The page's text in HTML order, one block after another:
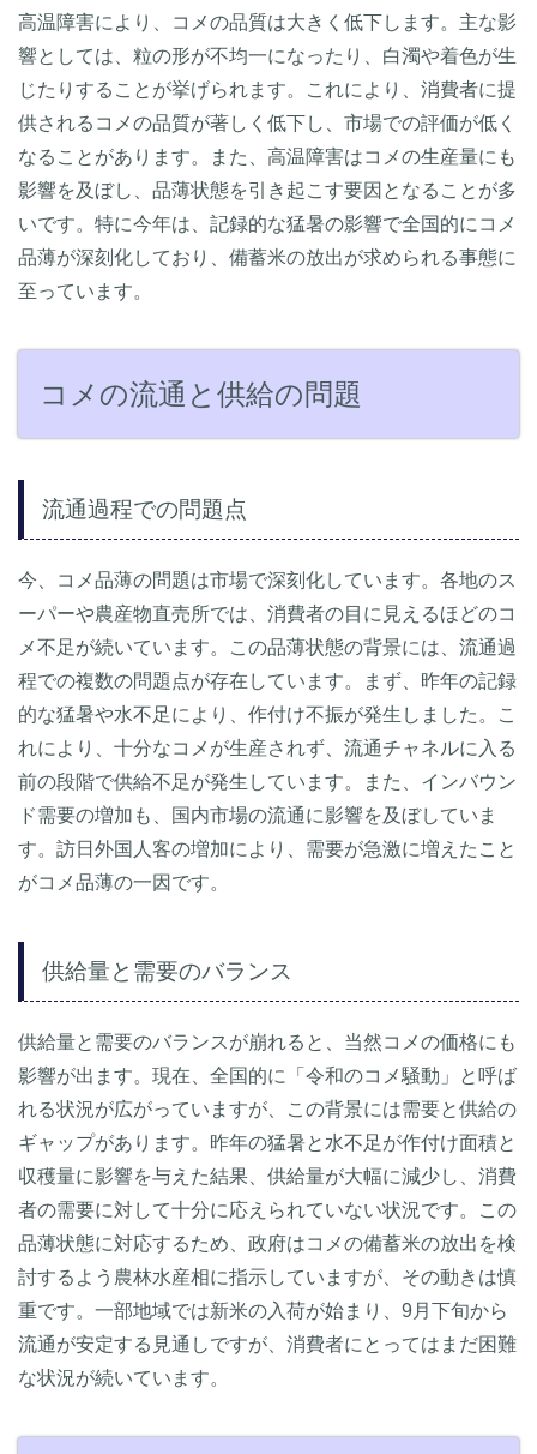
高温障害により、コメの品質は大きく低下します。主な影
響としては、粒の形が不均一になったり、白濁や着色が生
じたりすることが挙げられます。これにより、消費者に提
供されるコメの品質が著しく低下し、市場での評価が低く
なることがあります。また、高温障害はコメの生産量にも
影響を及ぼし、品薄状態を引き起こす要因となることが多
いです。特に今年は、記録的な猛暑の影響で全国的にコメ
品薄が深刻化しており、備蓄米の放出が求められる事態に
至っています。
コメの流通と供給の問題
流通過程での問題点
今、コメ品薄の問題は市場で深刻化しています。各地のス
ーパーや農産物直売所では、消費者の目に見えるほどのコ
メ不足が続いています。この品薄状態の背景には、流通過
程での複数の問題点が存在しています。まず、昨年の記録
的な猛暑や水不足により、作付け不振が発生しました。こ
れにより、十分なコメが生産されず、流通チャネルに入る
前の段階で供給不足が発生しています。また、インバウン
ド需要の増加も、国内市場の流通に影響を及ぼしていま
す。訪日外国人客の増加により、需要が急激に増えたこと
がコメ品薄の一因です。
供給量と需要のバランス
供給量と需要のバランスが崩れると、当然コメの価格にも
影響が出ます。現在、全国的に「令和のコメ騒動」と呼ば
れる状況が広がっていますが、この背景には需要と供給の
ギャップがあります。昨年の猛暑と水不足が作付け面積と
収穫量に影響を与えた結果、供給量が大幅に減少し、消費
者の需要に対して十分に応えられていない状況です。この
品薄状態に対応するため、政府はコメの備蓄米の放出を検
討するよう農林水産相に指示していますが、その動きは慎
重です。一部地域では新米の入荷が始まり、9月下旬から
流通が安定する見通しですが、消費者にとってはまだ困難
な状況が続いています。